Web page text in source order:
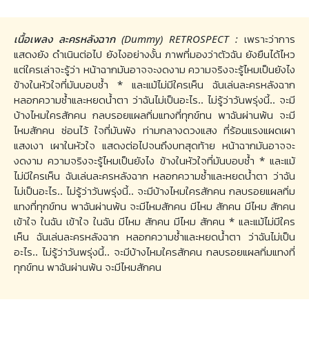
เนื้อเพลง ละครหลังฉาก (Dummy) RETROSPECT : เพราะว่าการ
แสดงยัง ดำเนินต่อไป ยังไงอย่างงั้น ภาพที่มองว่าตัวฉัน ยังยืนได้ไหว
แต่ใครเล่าจะรู้ว่า หน้าฉากมันอาจจะงดงาม ความจริงจะรู้ไหมเป็นยังไง
ข้างในหัวใจที่มันบอบช้ำ * และแม้ไม่มีใครเห็น ฉันเล่นละครหลังฉาก
หลอกความช้ำและหยดน้ำตา ว่าฉันไม่เป็นอะไร.. ไม่รู้ว่าวันพรุ่งนี้.. จะมี
บ้างไหมใครสักคน กลบรอยแผลทิ่มแทงที่ทุกข์ทน พาฉันผ่านพ้น จะมี
ไหมสักคน ซ่อนไว้ ใจที่มันพัง ท่ามกลางดวงแสง ที่ร้อนแรงแผดเผา
แสงเงา เผาในหัวใจ แสดงต่อไปจนถึงบทสุดท้าย หน้าฉากมันอาจจะ
งดงาม ความจริงจะรู้ไหมเป็นยังไง ข้างในหัวใจที่มันบอบช้ำ * และแม้
ไม่มีใครเห็น ฉันเล่นละครหลังฉาก หลอกความช้ำและหยดน้ำตา ว่าฉัน
ไม่เป็นอะไร.. ไม่รู้ว่าวันพรุ่งนี้.. จะมีบ้างไหมใครสักคน กลบรอยแผลทิ่ม
แทงที่ทุกข์ทน พาฉันผ่านพ้น จะมีไหมสักคน มีไหม สักคน มีไหม สักคน
เข้าใจ ในฉัน เข้าใจ ในฉัน มีไหม สักคน มีไหม สักคน * และแม้ไม่มีใคร
เห็น ฉันเล่นละครหลังฉาก หลอกความช้ำและหยดน้ำตา ว่าฉันไม่เป็น
อะไร.. ไม่รู้ว่าวันพรุ่งนี้.. จะมีบ้างไหมใครสักคน กลบรอยแผลทิ่มแทงที่
ทุกข์ทน พาฉันผ่านพ้น จะมีไหมสักคน